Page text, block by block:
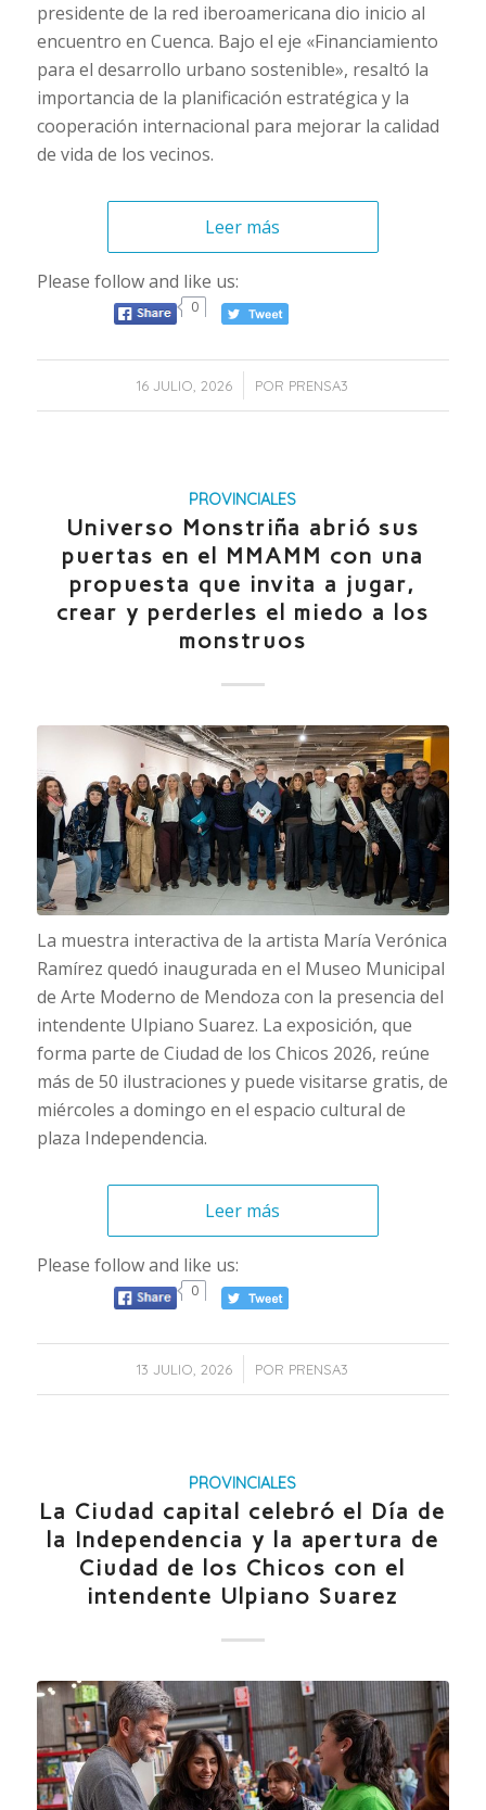
presidente de la red iberoamericana dio inicio al
encuentro en Cuenca. Bajo el eje «Financiamiento
para el desarrollo urbano sostenible», resaltó la
importancia de la planificación estratégica y la
cooperación internacional para mejorar la calidad
de vida de los vecinos.
Leer más
Please follow and like us:
0
16 JULIO, 2026
/ POR PRENSA3
PROVINCIALES
Universo Monstriña abrió sus
puertas en el MMAMM con una
propuesta que invita a jugar,
crear y perderles el miedo a los
monstruos
La muestra interactiva de la artista María Verónica
Ramírez quedó inaugurada en el Museo Municipal
de Arte Moderno de Mendoza con la presencia del
intendente Ulpiano Suarez. La exposición, que
forma parte de Ciudad de los Chicos 2026, reúne
más de 50 ilustraciones y puede visitarse gratis, de
miércoles a domingo en el espacio cultural de
plaza Independencia.
Leer más
Please follow and like us:
0
13 JULIO, 2026
/ POR PRENSA3
PROVINCIALES
La Ciudad capital celebró el Día de
la Independencia y la apertura de
Ciudad de los Chicos con el
intendente Ulpiano Suarez